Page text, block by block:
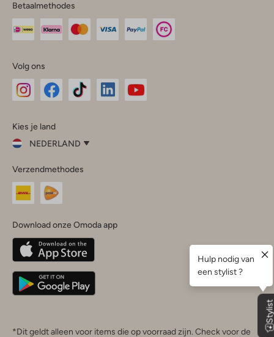
Betaalmethodes
Volg ons
InstagramFacebook
Kies je land
NEDERLAND
je
land
Nederland
Belgique(Français)
Deutschland
Verzendmethodes
Download onze Omoda app
*Dit geldt alleen voor items die op voorraad zijn. Check voor de